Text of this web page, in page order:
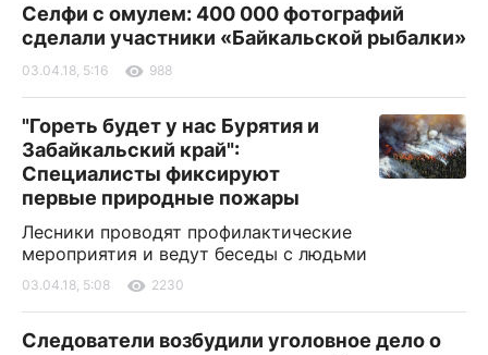
Селфи с омулем: 400 000 фотографий
сделали участники «Байкальской рыбалки»
03.04.18, 5:16 988
"Гореть будет у нас Бурятия и
Забайкальский край":
Специалисты фиксируют
первые природные пожары
Лесники проводят профилактические
мероприятия и ведут беседы с людьми
03.04.18, 5:08 2230
Следователи возбудили уголовное дело о